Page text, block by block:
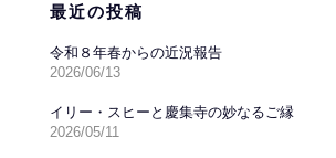
最近の投稿
令和８年春からの近況報告
2026/06/13
イリー・スヒーと慶集寺の妙なるご縁
2026/05/11